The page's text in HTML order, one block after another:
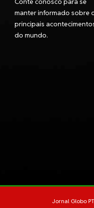
manter informado sobre
principais
do mundo.
Jornal Globo